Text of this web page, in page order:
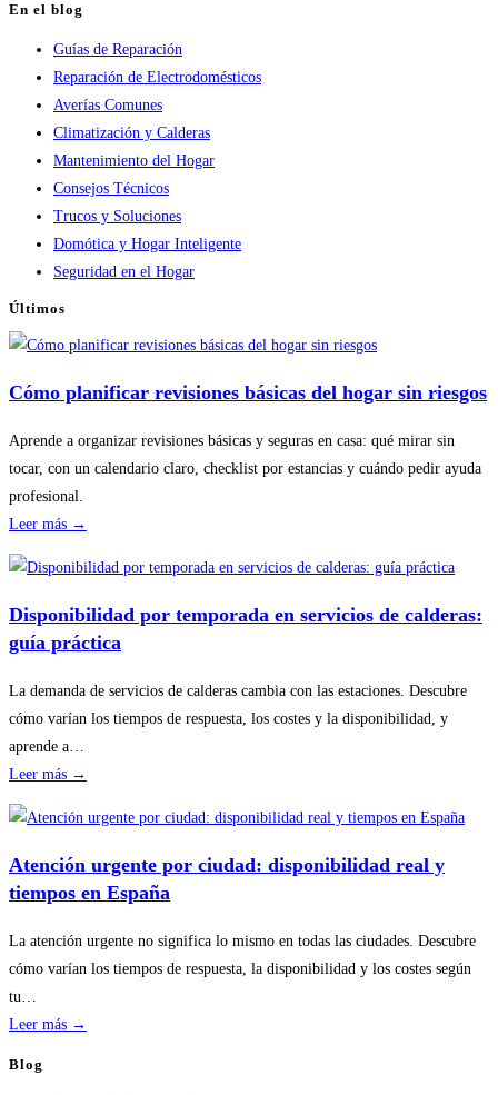
En el blog
Guías de Reparación
Reparación de Electrodomésticos
Averías Comunes
Climatización y Calderas
Mantenimiento del Hogar
Consejos Técnicos
Trucos y Soluciones
Domótica y Hogar Inteligente
Seguridad en el Hogar
Últimos
Cómo planificar revisiones básicas del hogar sin riesgos
Aprende a organizar revisiones básicas y seguras en casa: qué mirar sin
tocar, con un calendario claro, checklist por estancias y cuándo pedir ayuda
profesional.
Leer más →
planificar
revisiones
básicas
hogar
sin
Disponibilidad por temporada en servicios de calderas:
guía práctica
La demanda de servicios de calderas cambia con las estaciones. Descubre
cómo varían los tiempos de respuesta, los costes y la disponibilidad, y
aprende a…
Leer más →
por
temporada
de
calderas:
Atención urgente por ciudad: disponibilidad real y
tiempos en España
La atención urgente no significa lo mismo en todas las ciudades. Descubre
cómo varían los tiempos de respuesta, la disponibilidad y los costes según
tu…
Leer más →
Blog